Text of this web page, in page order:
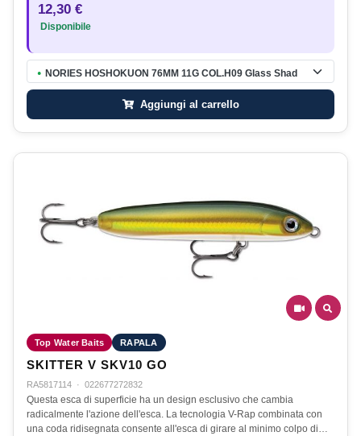
12,30 €
Disponibile
● NORIES HOSHOKUON 76MM 11G COL.H09 Glass Shad
Aggiungi al carrello
Top Water Baits RAPALA
SKITTER V SKV10 GO
RA5817114 · 022677272832
Questa esca di superficie ha un design esclusivo che cambia
radicalmente l'azione dell'esca. La tecnologia V-Rap combinata con
una coda ridisegnata consente all'esca di girare al minimo colpo di…